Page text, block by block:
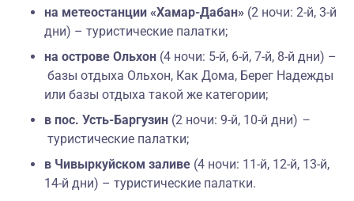
на метеостанции «Хамар-Дабан» (2 ночи: 2-й, 3-й
дни) – туристические палатки;
на острове Ольхон (4 ночи: 5-й, 6-й, 7-й, 8-й дни) –
базы отдыха Ольхон, Как Дома, Берег Надежды
или базы отдыха такой же категории;
в пос. Усть-Баргузин (2 ночи: 9-й, 10-й дни) –
туристические палатки;
в Чивыркуйском заливе (4 ночи: 11-й, 12-й, 13-й,
14-й дни) – туристические палатки.